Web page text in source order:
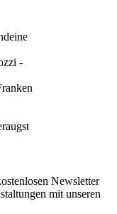
Newsletter
mit unseren